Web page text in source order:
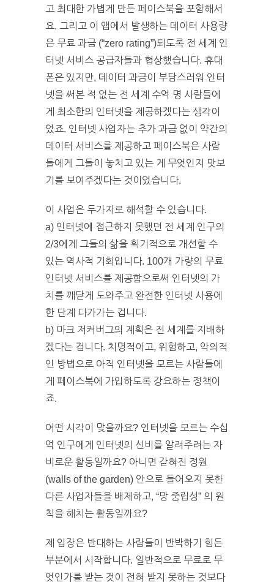
고 최대한 가볍게 만든 페이스북을 포함해서
요. 그리고 이 앱에서 발생하는 데이터 사용량
은 무료 과금 (“zero rating”)되도록 전 세계 인
터넷 서비스 공급자들과 협상했습니다. 휴대
폰은 있지만, 데이터 과금이 부담스러워 인터
넷을 써본 적 없는 전 세계 수억 명 사람들에
게 최소한의 인터넷을 제공하겠다는 생각이
었죠. 인터넷 사업자는 추가 과금 없이 약간의
데이터 서비스를 제공하고 페이스북은 사람
들에게 그들이 놓치고 있는 게 무엇인지 맛보
기를 보여주겠다는 것이었습니다.
이 사업은 두가지로 해석할 수 있습니다.
a) 인터넷에 접근하지 못했던 전 세계 인구의
2/3에게 그들의 삶을 획기적으로 개선할 수
있는 역사적 기회입니다. 100개 가량의 무료
인터넷 서비스를 제공함으로써 인터넷의 가
치를 깨닫게 도와주고 완전한 인터넷 사용에
한 단계 다가가는 겁니다.
b) 마크 저커버그의 계획은 전 세계를 지배하
겠다는 겁니다. 치명적이고, 위험하고, 악의적
인 방법으로 아직 인터넷을 모르는 사람들에
게 페이스북에 가입하도록 강요하는 정책이
죠.
어떤 시각이 맞을까요? 인터넷을 모르는 수십
억 인구에게 인터넷의 신비를 알려주려는 자
비로운 활동일까요? 아니면 갇혀진 정원
(walls of the garden) 안으로 들어오지 못한
다른 사업자들을 배제하고, “망 중립성” 의 원
칙을 해치는 활동일까요?
제 입장은 반대하는 사람들이 반박하기 힘든
부분에서 시작합니다. 일반적으로 무료로 무
엇인가를 받는 것이 전혀 받지 못하는 것보다